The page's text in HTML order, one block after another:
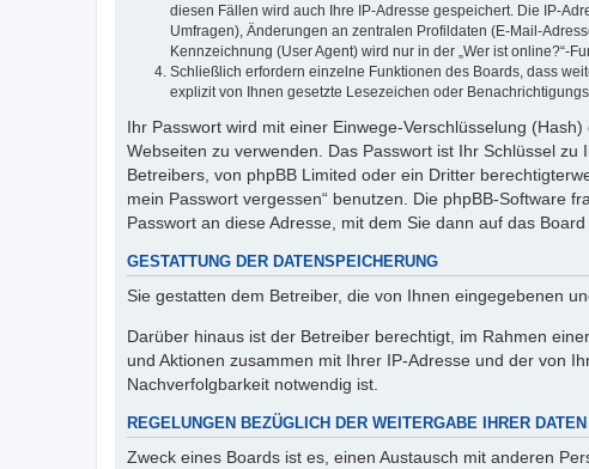
diesen Fällen wird auch Ihre IP-Adresse gespeichert. Die IP-
Umfragen), Änderungen an zentralen Profildaten (E-Mail-
Kennzeichnung (User Agent) wird nur in der „Wer ist online?“-
Schließlich erfordern einzelne Funktionen des Boards, dass
explizit von Ihnen gesetzte Lesezeichen oder
Ihr Passwort wird mit einer Einwege-Verschlüsselung
Webseiten zu verwenden. Das Passwort ist Ihr Schlüssel
Betreibers, von phpBB Limited oder ein Dritter
mein Passwort vergessen“ benutzen. Die phpBB-Software
Passwort an diese Adresse, mit dem Sie dann auf das
GESTATTUNG DER DATENSPEICHERUNG
Sie gestatten dem Betreiber, die von Ihnen eingegebenen
Darüber hinaus ist der Betreiber berechtigt, im Rahmen
und Aktionen zusammen mit Ihrer IP-Adresse und der von
Nachverfolgbarkeit notwendig ist.
REGELUNGEN BEZÜGLICH DER WEITERGABE IHRER DATEN
Zweck eines Boards ist es, einen Austausch mit anderen